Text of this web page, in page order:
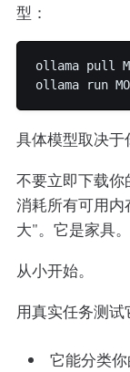
型：
ollama pull
具体模型取决于
不要立即下载
消耗所有可用
大"。它是家具。
从小开始。
用真实任务测试
它能分类